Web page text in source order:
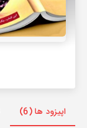
اپیزود ها (6)